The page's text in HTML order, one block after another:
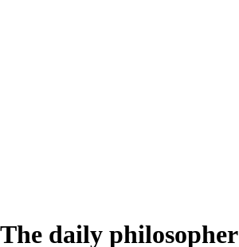
The daily philosopher